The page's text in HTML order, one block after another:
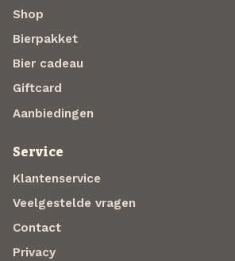
Shop
Bierpakket
Bier cadeau
Giftcard
Aanbiedingen
Service
Klantenservice
Veelgestelde vragen
Contact
Privacy